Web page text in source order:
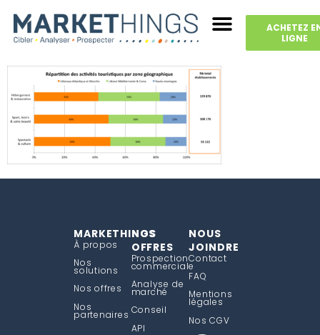
ACHETEZ
LIGNE
MARKETHINGS
À propos
Nos
solutions
Nos offres
Nos
partenaires
NOS
OFFRES
Prospection
commerciale
Analyse de
marché
Conseil
API
NOUS
JOINDRE
Contact
FAQ
Mentions
légales
Nos CGV